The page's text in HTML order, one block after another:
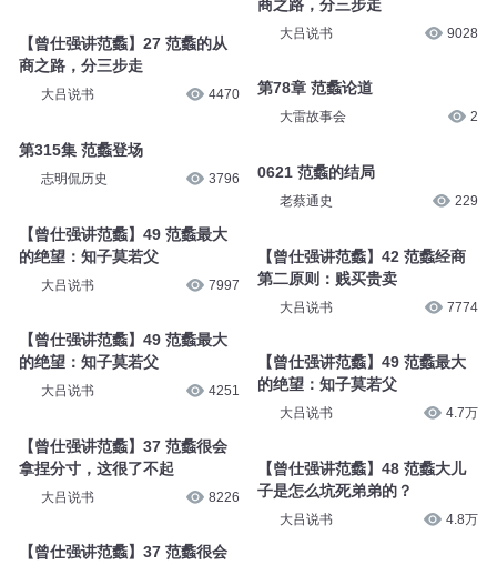
【曾仕强讲范蠡】27 范蠡的从
商之路，分三步走
大吕说书 4470
第315集 范蠡登场
志明侃历史 3796
【曾仕强讲范蠡】49 范蠡最大
的绝望：知子莫若父
大吕说书 7997
【曾仕强讲范蠡】49 范蠡最大
的绝望：知子莫若父
大吕说书 4251
【曾仕强讲范蠡】37 范蠡很会
拿捏分寸，这很了不起
大吕说书 8226
【曾仕强讲范蠡】37 范蠡很会
商之路，分三步走
大吕说书 9028
第78章 范蠡论道
大雷故事会 2
0621 范蠡的结局
老蔡通史 229
【曾仕强讲范蠡】42 范蠡经商
第二原则：贱买贵卖
大吕说书 7774
【曾仕强讲范蠡】49 范蠡最大
的绝望：知子莫若父
大吕说书 4.7万
【曾仕强讲范蠡】48 范蠡大儿
子是怎么坑死弟弟的？
大吕说书 4.8万